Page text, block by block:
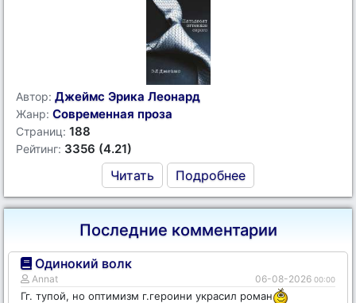
Автор: Джеймс Эрика Леонард
Жанр: Современная проза
Страниц: 188
Рейтинг: 3356 (4.21)
Читать Подробнее
Последние комментарии
Одинокий волк
Annat 06-08-2026 00:00
Гг. тупой, но оптимизм г.героини украсил роман